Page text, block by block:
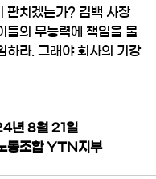
판치겠는가? 김백 사장
들의 무능력에 책임을 물
하라. 그래야 회사의 기강
년 8월 21일
동조합 YTN지부